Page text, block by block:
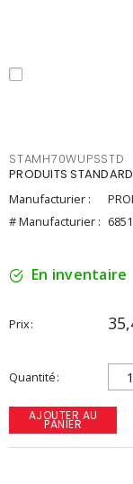
STAMH70WUPSSTD
PRODUITS
Manufacturier :
# Manufacturier :
En inventaire
Prix
Quantité
AJOUTER AU
PANIER